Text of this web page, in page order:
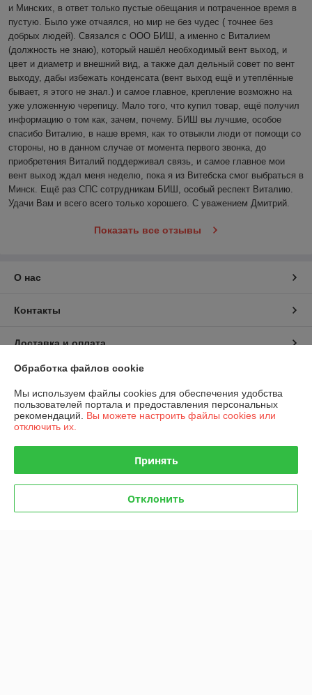
и Минских, в ответ только пустые обещания и потраченное время в
пустую. Было уже отчаялся, но мир не без чудес ( точнее без
добрых людей). Связался с ООО БИШ, а именно с Виталием
(должность не знаю), который нашёл необходимый вент выход, и
цвет и диаметр и внешний вид, а также дал дельный совет по вент
выходу, дабы избежать конденсата (вент выход ещё и утеплённые
бывает, я этого не знал.) и самое главное, крепление возможно на
уже уложенную черепицу. Мало того, что купил товар, ещё получил
информацию о том как, зачем, почему. БИШ вы лучшие, особое
спасибо Виталию, в наше время, как то отвыкли люди от помощи со
стороны, но в данном случае от момента первого звонка, до
приобретения Виталий поддерживал связь, и самое главное мои
вент выход ждал меня неделю, пока я из Витебска смог выбраться в
Минск. Ещё раз СПС сотрудникам БИШ, особый респект Виталию.
Удачи Вам и всего всего только хорошего. С уважением Дмитрий.
Показать все отзывы
О нас
Контакты
Доставка и оплата
График работы
Полная версия сайта
Сайт создан на платформе Deal.by
Обработка файлов cookie
Мы используем файлы cookies для обеспечения удобства
пользователей портала и предоставления персональных
рекомендаций. Вы можете настроить файлы cookies или
отключить их.
Принять
Отклонить